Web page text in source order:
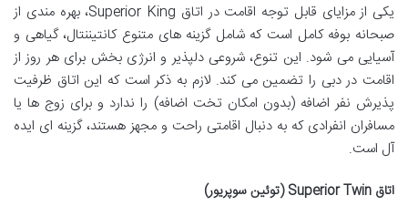
یکی از مزایای قابل توجه اقامت در اتاق Superior King، بهره مندی از
صبحانه بوفه کامل است که شامل گزینه های متنوع کانتیننتال، گیاهی و
آسیایی می شود. این تنوع، شروعی دلپذیر و انرژی بخش برای هر روز از
اقامت در دبی را تضمین می کند. لازم به ذکر است که این اتاق ظرفیت
پذیرش نفر اضافه (بدون امکان تخت اضافه) را ندارد و برای زوج ها یا
مسافران انفرادی که به دنبال اقامتی راحت و مجهز هستند، گزینه ای ایده
آل است.
اتاق Superior Twin (توئین سوپریور)